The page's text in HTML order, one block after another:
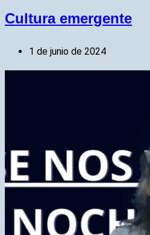
Cultura emergente
1 de junio de 2024